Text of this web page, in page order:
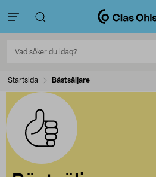
Startsida Bästsäljare